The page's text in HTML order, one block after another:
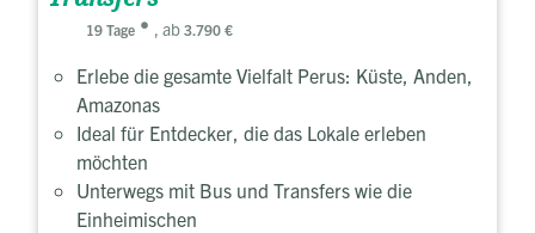
19 Tage , ab 3.790 €
Erlebe die gesamte Vielfalt Perus: Küste, Anden,
Amazonas
Ideal für Entdecker, die das Lokale erleben
möchten
Unterwegs mit Bus und Transfers wie die
Einheimischen